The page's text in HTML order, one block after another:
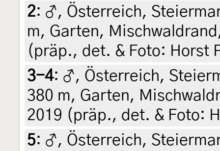
2: ♂, Österreich,
m, Garten,
(präp., det. & Foto: Horst
3-4: ♂, Österreich,
380 m, Garten,
2019 (präp., det. & Foto:
5: ♂, Österreich,